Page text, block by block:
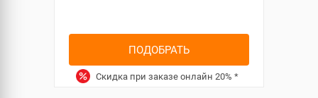
ПОДОБРАТЬ
Скидка при заказе онлайн 20% *